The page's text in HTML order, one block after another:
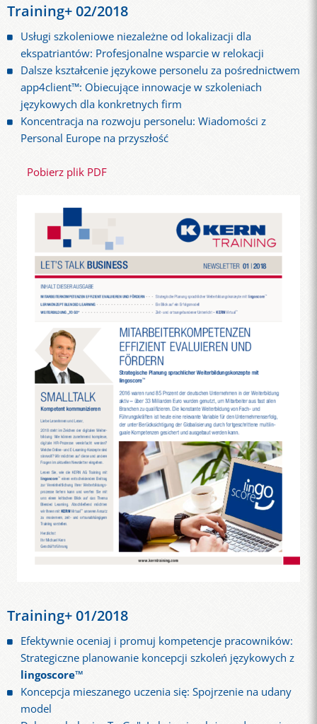
Training+ 02/2018
Usługi szkoleniowe niezależne od lokalizacji dla
ekspatriantów: Profesjonalne wsparcie w relokacji
Dalsze kształcenie językowe personelu za pośrednictwem
app4client™: Obiecujące innowacje w szkoleniach
językowych dla konkretnych firm
Koncentracja na rozwoju personelu: Wiadomości z
Personal Europe na przyszłość
Pobierz plik PDF
Training+ 01/2018
Efektywnie oceniaj i promuj kompetencje pracowników:
Strategiczne planowanie koncepcji szkoleń językowych z
lingoscore™
Koncepcja mieszanego uczenia się: Spojrzenie na udany
model